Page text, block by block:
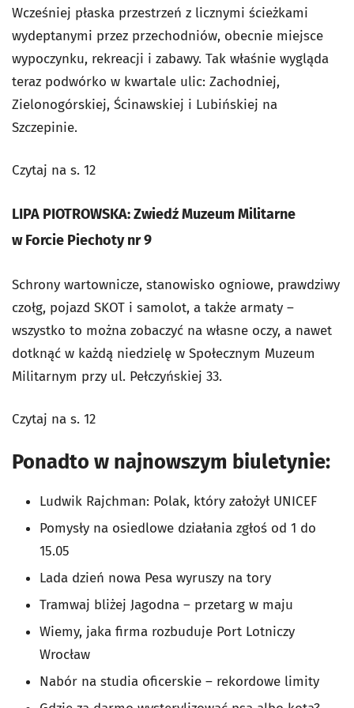
Wcześniej płaska przestrzeń z licznymi ścieżkami
wydeptanymi przez przechodniów, obecnie miejsce
wypoczynku, rekreacji i zabawy. Tak właśnie wygląda
teraz podwórko w kwartale ulic: Zachodniej,
Zielonogórskiej, Ścinawskiej i Lubińskiej na
Szczepinie.
Czytaj na s. 12
LIPA PIOTROWSKA: Zwiedź Muzeum Militarne
w Forcie Piechoty nr 9
Schrony wartownicze, stanowisko ogniowe, prawdziwy
czołg, pojazd SKOT i samolot, a także armaty –
wszystko to można zobaczyć na własne oczy, a nawet
dotknąć w każdą niedzielę w Społecznym Muzeum
Militarnym przy ul. Pełczyńskiej 33.
Czytaj na s. 12
Ponadto w najnowszym biuletynie:
Ludwik Rajchman: Polak, który założył UNICEF
Pomysły na osiedlowe działania zgłoś od 1 do
15.05
Lada dzień nowa Pesa wyruszy na tory
Tramwaj bliżej Jagodna – przetarg w maju
Wiemy, jaka firma rozbuduje Port Lotniczy
Wrocław
Nabór na studia oficerskie – rekordowe limity